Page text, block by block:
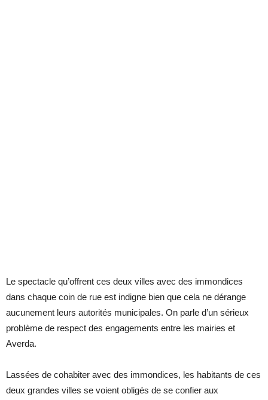
Le spectacle qu’offrent ces deux villes avec des immondices
dans chaque coin de rue est indigne bien que cela ne dérange
aucunement leurs autorités municipales. On parle d’un sérieux
problème de respect des engagements entre les mairies et
Averda.
Lassées de cohabiter avec des immondices, les habitants de ces
deux grandes villes se voient obligés de se confier aux